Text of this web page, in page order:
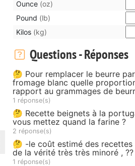
Ounce (oz)
Pound (lb)
Kilos (kg)
Questions - Réponses
🤔 Pour remplacer le beurre
fromage blanc quelle
rapport au grammages de
1 réponse(s)
🤔 Recette beignets à la
vous mettez quand la farine ?
2 réponse(s)
🤔 -le coût estimé des recettes
de la vérité très très minoré , ??
1 réponse(s)